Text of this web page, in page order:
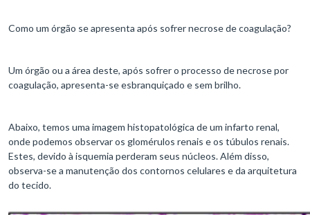
Como um órgão se apresenta após sofrer necrose de coagulação?
Um órgão ou a área deste, após sofrer o processo de necrose por
coagulação, apresenta-se esbranquiçado e sem brilho.
Abaixo, temos uma imagem histopatológica de um infarto renal,
onde podemos observar os glomérulos renais e os túbulos renais.
Estes, devido à isquemia perderam seus núcleos. Além disso,
observa-se a manutenção dos contornos celulares e da arquitetura
do tecido.